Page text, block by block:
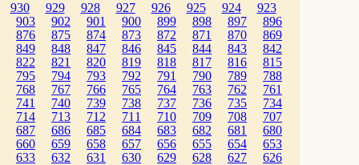
930 929 928 927 926 925 924
923
903 902 901 900 899 898 897
896
876 875 874 873 872 871 870
869
849 848 847 846 845 844 843
842
822 821 820 819 818 817 816
815
795 794 793 792 791 790 789
788
768 767 766 765 764 763 762
761
741 740 739 738 737 736 735
734
714 713 712 711 710 709 708
707
687 686 685 684 683 682 681
680
660 659 658 657 656 655 654
653
633 632 631 630 629 628 627
626